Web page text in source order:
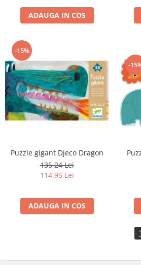
ADAUGA IN COS
-15%
Puzzle gigant Djeco Dragon
135,24 Lei
114,95 Lei
ADAUGA IN COS
-
1